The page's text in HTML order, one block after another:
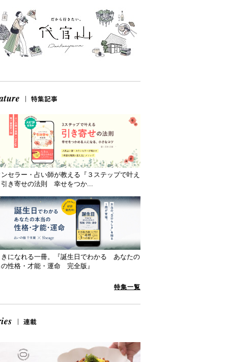
セラー・占い師が教える『３ステップで叶え
き寄せの法則 幸せをつか...
きになれる一冊。『誕生日でわかる あなたの
性格・才能・運命 完全版』
特集一覧